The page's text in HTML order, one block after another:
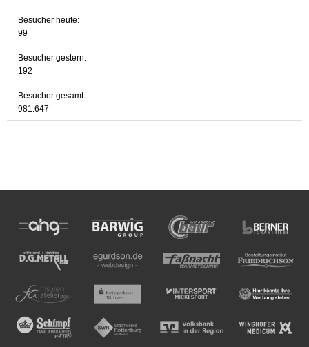
Besucher heute:
99
Besucher gestern:
192
Besucher gesamt:
981.647